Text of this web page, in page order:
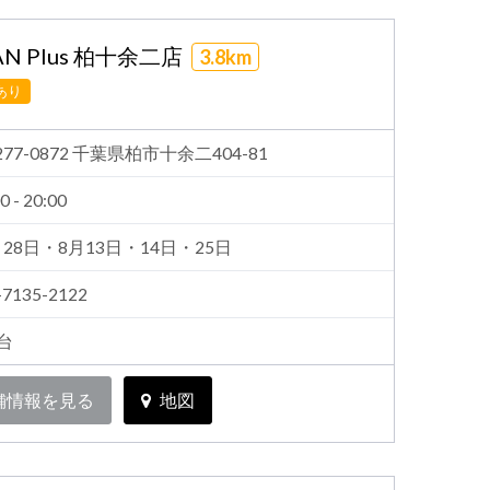
Plus 柏十余二店 3.8km
り
0872 千葉県柏市十余二404-81
- 20:00
日・8月13日・14日・25日
2122
情報を見る 地図